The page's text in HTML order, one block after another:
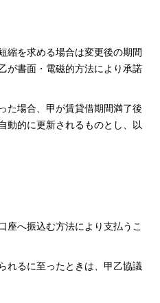
縮を求める場合は変更後の期間
が書面・電磁的方法により承諾
た場合、甲が賃貸借期間満了後
動的に更新されるものとし、以
座へ振込む方法により支払うこ
れるに至ったときは、甲乙協議